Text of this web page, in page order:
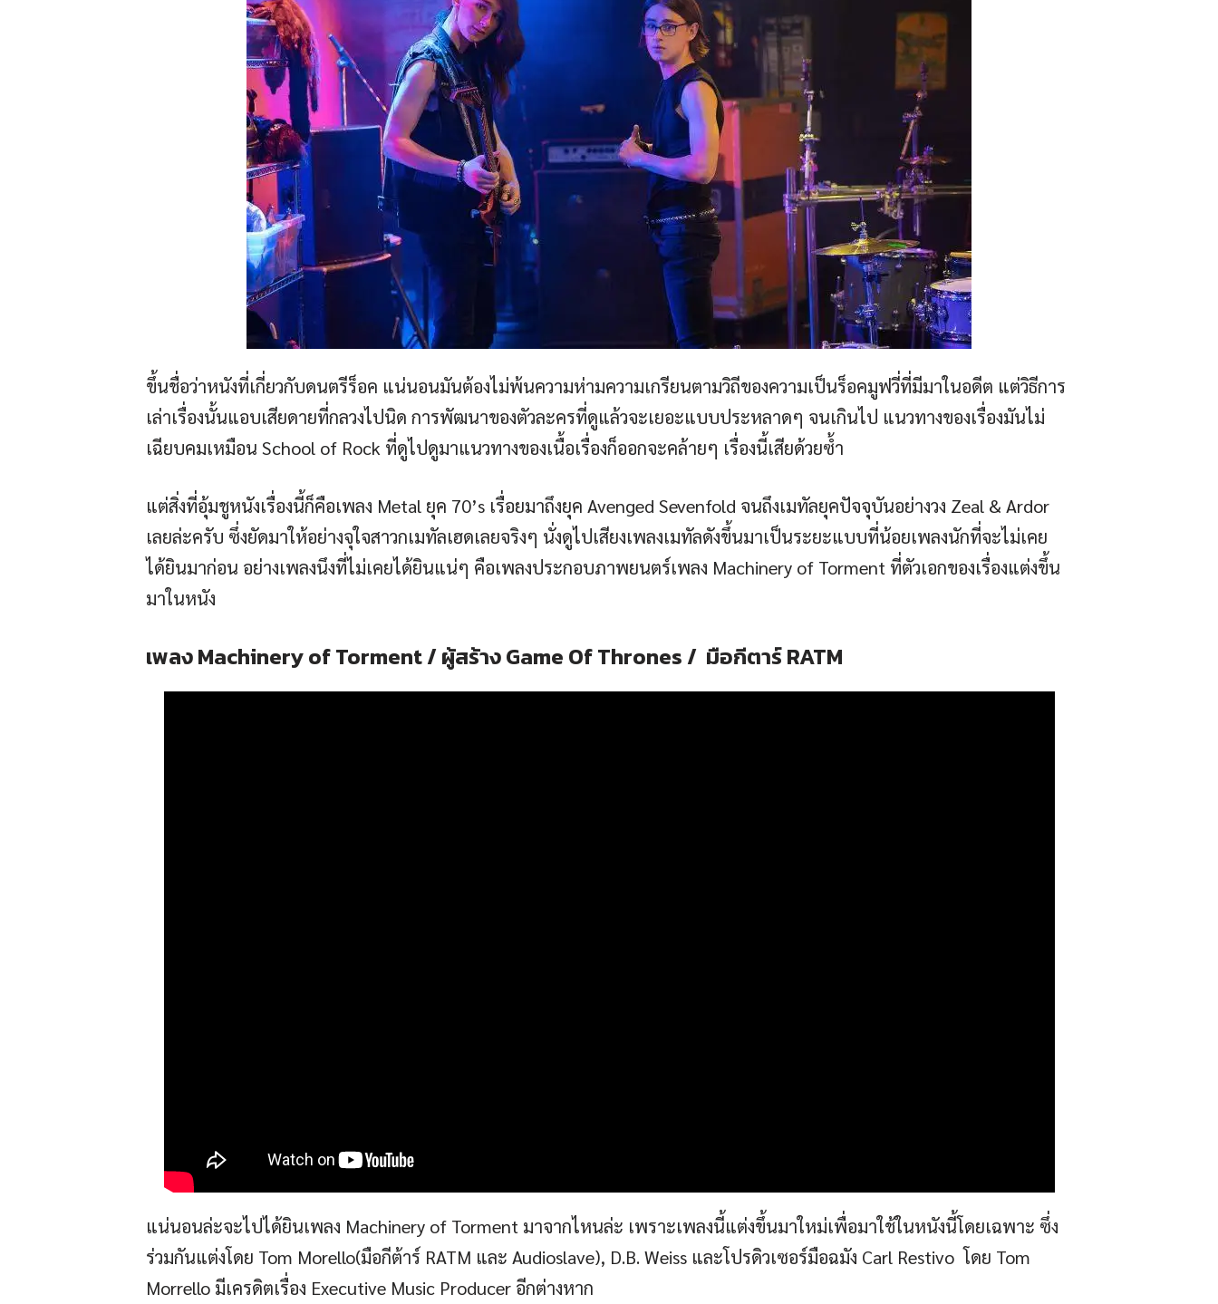
ขึ้นชื่อว่าหนังที่เกี่ยวกับดนตรีร็อค แน่นอนมันต้องไม่พ้นความห่ามความเกรียนตามวิถีของความเป็นร็อคมูฟวี่ที่มีมาในอดีต แต่วิธีการ
เล่าเรื่องนั้นแอบเสียดายที่กลวงไปนิด การพัฒนาของตัวละครที่ดูแล้วจะเยอะแบบประหลาดๆ จนเกินไป แนวทางของเรื่องมันไม่
เฉียบคมเหมือน School of Rock ที่ดูไปดูมาแนวทางของเนื้อเรื่องก็ออกจะคล้ายๆ เรื่องนี้เสียด้วยซ้ำ
แต่สิ่งที่อุ้มชูหนังเรื่องนี้ก็คือเพลง Metal ยุค 70’s เรื่อยมาถึงยุค Avenged Sevenfold จนถึงเมทัลยุคปัจจุบันอย่างวง Zeal & Ardor
เลยล่ะครับ ซึ่งยัดมาให้อย่างจุใจสาวกเมทัลเฮดเลยจริงๆ นั่งดูไปเสียงเพลงเมทัลดังขึ้นมาเป็นระยะแบบที่น้อยเพลงนักที่จะไม่เคย
ได้ยินมาก่อน อย่างเพลงนึงที่ไม่เคยได้ยินแน่ๆ คือเพลงประกอบภาพยนตร์เพลง Machinery of Torment ที่ตัวเอกของเรื่องแต่งขึ้น
มาในหนัง
เพลง Machinery of Torment / ผู้สร้าง Game Of Thrones / มือกีตาร์ RATM
แน่นอนล่ะจะไปได้ยินเพลง Machinery of Torment มาจากไหนล่ะ เพราะเพลงนี้แต่งขึ้นมาใหม่เพื่อมาใช้ในหนังนี้โดยเฉพาะ ซึ่ง
ร่วมกันแต่งโดย Tom Morello(มือกีต้าร์ RATM และ Audioslave), D.B. Weiss และโปรดิวเซอร์มือฉมัง Carl Restivo โดย Tom
Morrello มีเครดิตเรื่อง Executive Music Producer อีกต่างหาก